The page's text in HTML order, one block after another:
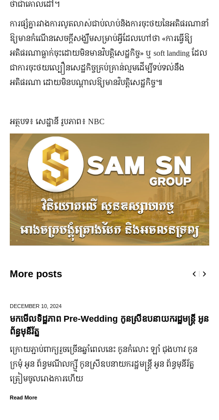
ថាជាគោលដៅ។
ការ​ផ្សំ​គ្នា​រវាងការលូតលាស់​ជាប់លាប់​និងការ​ចុះថយ​នៃ​អតិផរណានាំ​
ឱ្យមាន​កំណើន​សេចក្តី​សង្ឃឹម​សម្រាប់​អ្វីដែល​ហៅ​ថា​ «ការ​ធ្វើ​ឱ្យ​
អតិផរណា​ធ្លាក់​ចុះ​ដោយ​មិន​មាន​វិបត្តិ​សេដ្ឋកិច្ច» ឬ soft landing ដែល​
ជា​ការ​ចុះថយ​ល្បឿន​សេដ្ឋកិច្ច​គ្រប់គ្រាន់ល្មម​ដើម្បី​ទប់ទល់​នឹង
អតិផរណា​ ​ដោយ​មិន​បណ្តាល​ឱ្យ​មាន​វិបត្តិ​សេដ្ឋកិច្ច៕
អត្ថបទ៖ សេដ្ឋានី រូបភាព៖ NBC
More posts
10,2024
មើលទិដ្ឋភាព Pre-Wedding កូនស្រីឧបនាយករដ្ឋមន្រ្តី អូន
ធមុនីរ័ត្ន
ោយ​ភ្ជាប់​ពាក្យ​រួច​ច្រើន​ឆ្នាំ​ពេលនេះ កូនកំលោះ ឡាំ ជុងហាវ កូន
មុំ អូន ព័ន្ធមណីលក្ស្មី កូនស្រី​ឧបនាយករដ្ឋមន្ត្រី អូន ព័ន្ធមុនីរ័ត្ន
ៀម​ចូល​រោងការ​ហើយ
More
ម